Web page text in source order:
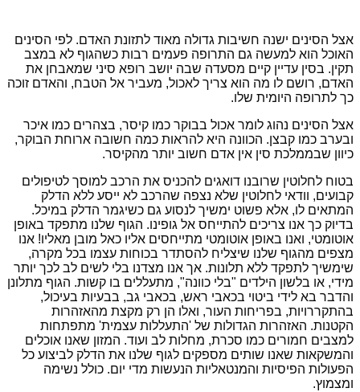
אצל הסינים ישנה חשיבות גדולה מאוד לתזונת האדם. לפי הסינים
האוכל הוא למעשה גם התרופה פעמים רבות כשהגוף לא במצב
תקין. בסין עדיין קיים מסעדה שבה יושב רופא סיני שמאבחן את
האדם, רושם לו מה הוא צריך לאכול, מעביר אל הטבח, והאדם זוכה
כך לתרופה היומית שלו.
אצל הסינים נהוג לומר אכול בבוקר כמו קיסר, בצהרים כמו איכר
ובערב כמו קבצן. הכוונה היא להראות כמה חשובה ארוחת הבוקר,
כיוון שבממלכת סין אין אדם חשוב יותר מהקיסר.
בטוח לחלוטין שרובנו דואגים להכניס את הרכב למוסך לטיפולים
קבועים, וודאי לחלוטין שלא נצפה שהרכב לא ייסע ללא הדלק
המתאים לו, אלא פשוט ימשיך לנסוע גם כשיגמר הדלק במיכל.
בדיוק כך אנו צריכים להתייחס אל גופינו. הגוף שלנו מתפקד באופן
אוטומטי, ואנו באופן אוטומטי מתייחסים אליו כאל מובן מאליו! אנו
מצפים מהגוף שלנו שיצליח להסתדר בכוחות עצמו בכל מקרה,
שימשיך לתפקד ללא תלונות. אך אנו מצדנו בלי לשים לב לכך יותר
מידי, או בלשון הילדים "בלי כוונה", מתעללים בו קשות. הגוף מתלונן
והדבר בא לידי ביטוי בכאבי ראש, בכאבי גב, בבעיות בעיכול,
בהתקררויות, בפריחות העור, ואלו הן רק מקצת מהאזהרות
הקטנות. האזהרות הגדולות של 'התעללות עצמית' מתפתחות
למצבים חמורים כמו סכרת, מחלות לב ועוד. המזון שאנו אוכלים
והמשקאות שאנו שותים מספקים לגוף שלנו את הדלק לביצוע כל
הפעולות הפיסיות והמנטאליות הנעשות מדי יום. כולל נשימה
ומצמוץ.